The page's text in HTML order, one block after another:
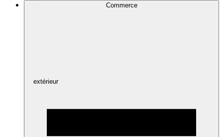
Commerce
extérieur